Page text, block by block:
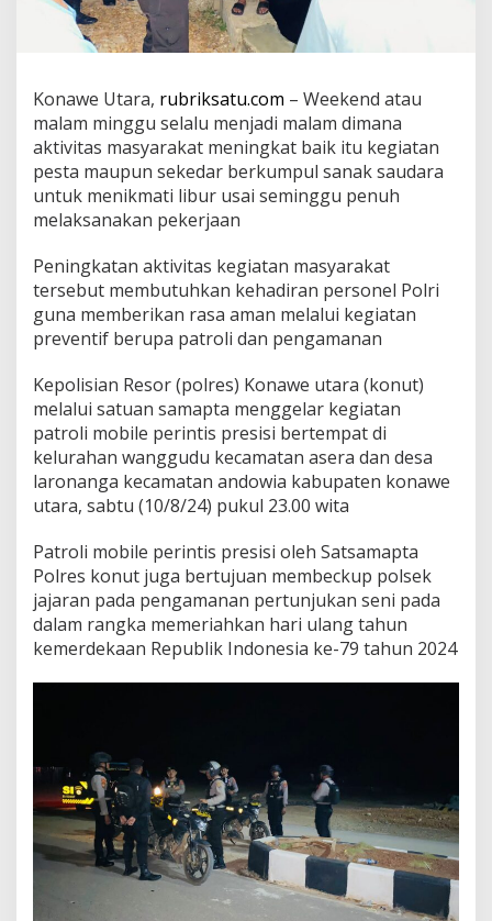
u
K
i
a
n
I
n
t
e
s
G
e
a
P
a
t
o
l
i
o
i
l
e
P
r
s
P
r
e
s
i
Konawe Utara, rubriksatu.com – Weekend atau
malam minggu selalu menjadi malam dimana
aktivitas masyarakat meningkat baik itu kegiatan
pesta maupun sekedar berkumpul sanak saudara
untuk menikmati libur usai seminggu penuh
melaksanakan pekerjaan
Peningkatan aktivitas kegiatan masyarakat
tersebut membutuhkan kehadiran personel Polri
guna memberikan rasa aman melalui kegiatan
preventif berupa patroli dan pengamanan
Kepolisian Resor (polres) Konawe utara (konut)
melalui satuan samapta menggelar kegiatan
patroli mobile perintis presisi bertempat di
kelurahan wanggudu kecamatan asera dan desa
laronanga kecamatan andowia kabupaten konawe
utara, sabtu (10/8/24) pukul 23.00 wita
Patroli mobile perintis presisi oleh Satsamapta
Polres konut juga bertujuan membeckup polsek
jajaran pada pengamanan pertunjukan seni pada
dalam rangka memeriahkan hari ulang tahun
kemerdekaan Republik Indonesia ke-79 tahun 2024